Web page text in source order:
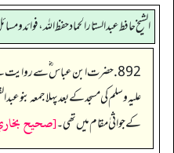
الشيخ حافط عبدالستار الحماد حفظ الله، فوائد
892. حضرت ابن عباس ؓ سے روایت
علیہ وسلم کی مسجد کے بعد پہلا جمعہ بنو
کے جواثیٰ مقام میں تھی۔[صحيح